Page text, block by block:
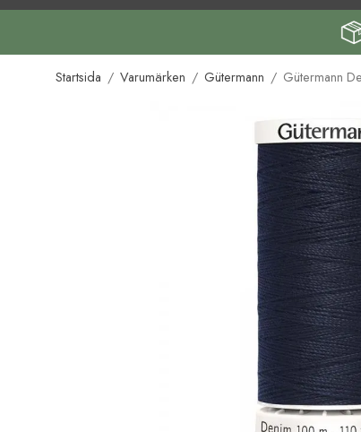
Startsida / Varumärken / Gütermann / Gütermann